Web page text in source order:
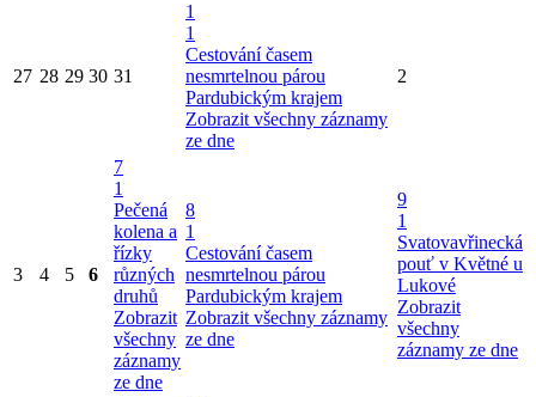
27 28 29 30 31
1
1
Cestování časem
nesmrtelnou párou
Pardubickým krajem
Zobrazit všechny záznamy
ze dne
2
3 4 5 6
7
1
Pečená
kolena a
řízky
různých
druhů
Zobrazit
všechny
záznamy
ze dne
8
1
Cestování časem
nesmrtelnou párou
Pardubickým krajem
Zobrazit všechny záznamy
ze dne
9
1
Svatovavřinecká
pouť v Květné u
Lukové
Zobrazit
všechny
záznamy ze dne